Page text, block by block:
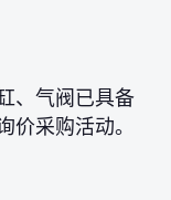
、气阀已具备
价采购活动。